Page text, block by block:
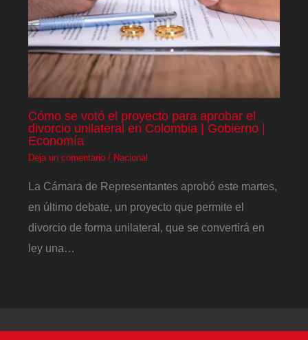
Cómo se votó el proyecto para aprobar el
divorcio unilateral en Colombia | Gobierno |
Economía
Deja un comentario / Nacional
La Cámara de Representantes aprobó este martes,
en último debate, un proyecto que permite el
divorcio de forma unilateral, que se convertirá en
ley una…